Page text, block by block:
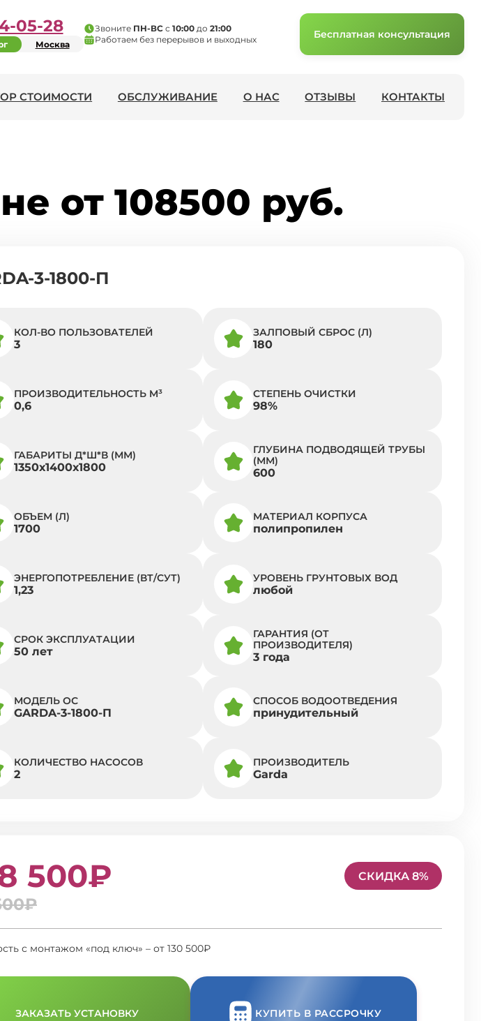
05-28
Москва
Звоните ПН-ВСс 10:00до 21:00
Работаем без перерывов и выходных
Бесплатная консультация
СТОИМОСТИ ОБСЛУЖИВАНИЕ О НАС ОТЗЫВЫ КОНТАКТЫ
от 108500 руб.
3-1800-П
КОЛ-ВО ПОЛЬЗОВАТЕЛЕЙ
3
ЗАЛПОВЫЙ СБРОС (Л)
180
ПРОИЗВОДИТЕЛЬНОСТЬ M³
0,6
СТЕПЕНЬ ОЧИСТКИ
98%
ГАБАРИТЫ Д*Ш*В (ММ)
1350х1400х1800
ГЛУБИНА ПОДВОДЯЩЕЙ ТРУБЫ
(ММ)
600
ОБЪЕМ (Л)
1700
МАТЕРИАЛ КОРПУСА
полипропилен
ЭНЕРГОПОТРЕБЛЕНИЕ (ВТ/СУТ)
1,23
УРОВЕНЬ ГРУНТОВЫХ ВОД
любой
СРОК ЭКСПЛУАТАЦИИ
50 лет
ГАРАНТИЯ (ОТ
ПРОИЗВОДИТЕЛЯ)
3 года
МОДЕЛЬ ОС
GARDA-3-1800-П
СПОСОБ ВОДООТВЕДЕНИЯ
принудительный
КОЛИЧЕСТВО НАСОСОВ
2
ПРОИЗВОДИТЕЛЬ
Garda
500₽ СКИДКА 8%
с монтажом «под ключ» – от 130 500₽
ЗАКАЗАТЬ УСТАНОВКУ КУПИТЬ В РАССРОЧКУ